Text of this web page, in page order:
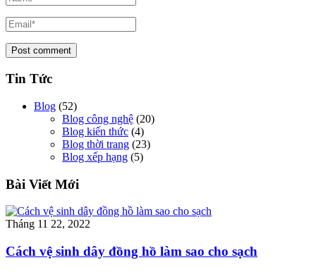
Tin Tức
Blog (52)
Blog công nghệ (20)
Blog kiến thức (4)
Blog thời trang (23)
Blog xếp hạng (5)
Bài Viết Mới
Tháng 11 22, 2022
Cách vệ sinh dây đồng hồ làm sao cho sạch